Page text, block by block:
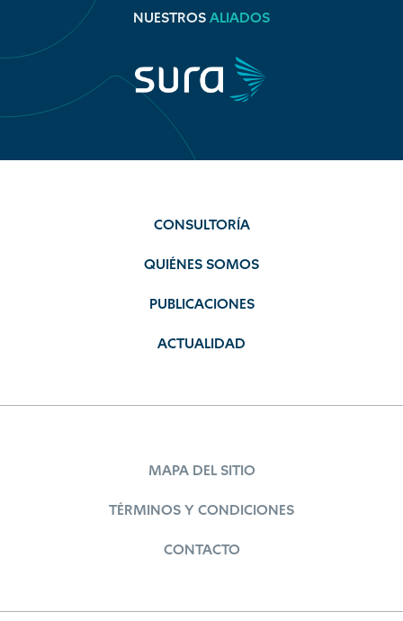
NUESTROS ALIADOS
CONSULTORÍA
QUIÉNES SOMOS
PUBLICACIONES
ACTUALIDAD
MAPA DEL SITIO
TÉRMINOS Y CONDICIONES
CONTACTO